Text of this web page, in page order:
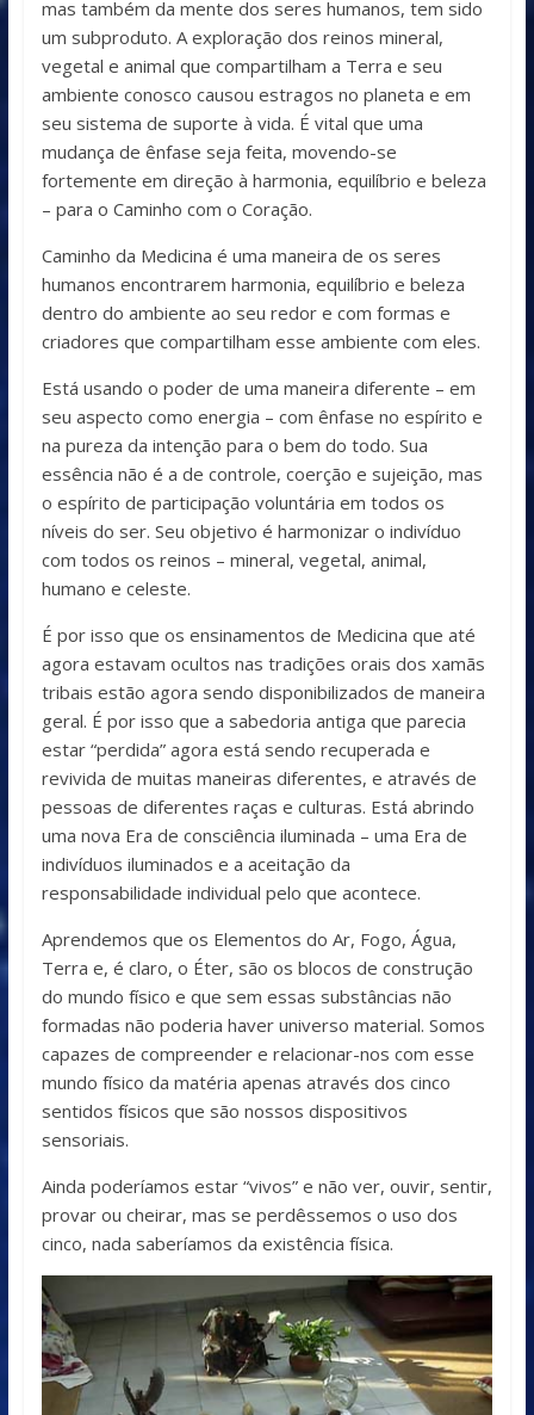
mas também da mente dos seres humanos, tem sido
um subproduto. A exploração dos reinos mineral,
vegetal e animal que compartilham a Terra e seu
ambiente conosco causou estragos no planeta e em
seu sistema de suporte à vida. É vital que uma
mudança de ênfase seja feita, movendo-se
fortemente em direção à harmonia, equilíbrio e beleza
– para o Caminho com o Coração.
Caminho da Medicina é uma maneira de os seres
humanos encontrarem harmonia, equilíbrio e beleza
dentro do ambiente ao seu redor e com formas e
criadores que compartilham esse ambiente com eles.
Está usando o poder de uma maneira diferente – em
seu aspecto como energia – com ênfase no espírito e
na pureza da intenção para o bem do todo. Sua
essência não é a de controle, coerção e sujeição, mas
o espírito de participação voluntária em todos os
níveis do ser. Seu objetivo é harmonizar o indivíduo
com todos os reinos – mineral, vegetal, animal,
humano e celeste.
É por isso que os ensinamentos de Medicina que até
agora estavam ocultos nas tradições orais dos xamãs
tribais estão agora sendo disponibilizados de maneira
geral. É por isso que a sabedoria antiga que parecia
estar “perdida” agora está sendo recuperada e
revivida de muitas maneiras diferentes, e através de
pessoas de diferentes raças e culturas. Está abrindo
uma nova Era de consciência iluminada – uma Era de
indivíduos iluminados e a aceitação da
responsabilidade individual pelo que acontece.
Aprendemos que os Elementos do Ar, Fogo, Água,
Terra e, é claro, o Éter, são os blocos de construção
do mundo físico e que sem essas substâncias não
formadas não poderia haver universo material. Somos
capazes de compreender e relacionar-nos com esse
mundo físico da matéria apenas através dos cinco
sentidos físicos que são nossos dispositivos
sensoriais.
Ainda poderíamos estar “vivos” e não ver, ouvir, sentir,
provar ou cheirar, mas se perdêssemos o uso dos
cinco, nada saberíamos da existência física.